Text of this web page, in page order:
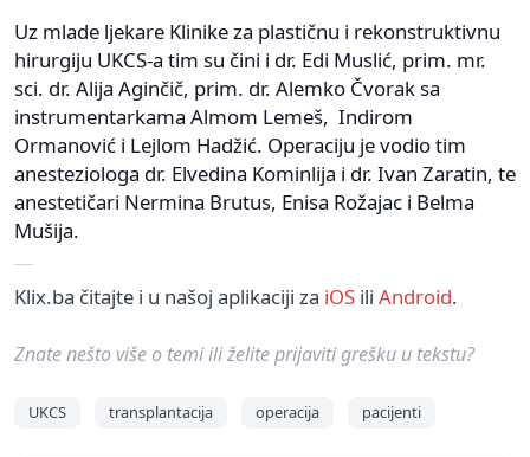
Uz mlade ljekare Klinike za plastičnu i rekonstruktivnu
hirurgiju UKCS-a tim su čini i dr. Edi Muslić, prim. mr.
sci. dr. Alija Aginčič, prim. dr. Alemko Čvorak sa
instrumentarkama Almom Lemeš, Indirom
Ormanović i Lejlom Hadžić. Operaciju je vodio tim
anesteziologa dr. Elvedina Kominlija i dr. Ivan Zaratin, te
anestetičari Nermina Brutus, Enisa Rožajac i Belma
Mušija.
Klix.ba čitajte i u našoj aplikaciji za iOS ili Android.
Znate nešto više o temi ili želite prijaviti grešku u tekstu?
UKCS transplantacija operacija pacijenti